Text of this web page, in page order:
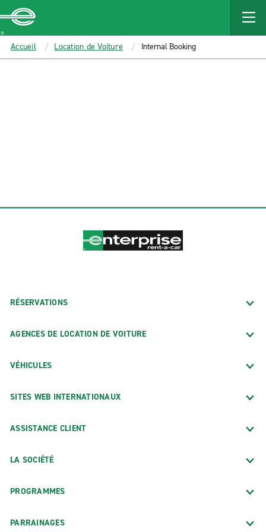
MAIN
CONTENT
Enterprise
Accueil Location de Voiture Internal Booking
RÉSERVATIONS
AGENCES DE LOCATION DE VOITURE
VÉHICULES
SITES WEB INTERNATIONAUX
ASSISTANCE CLIENT
LA SOCIÉTÉ
PROGRAMMES
PARRAINAGES